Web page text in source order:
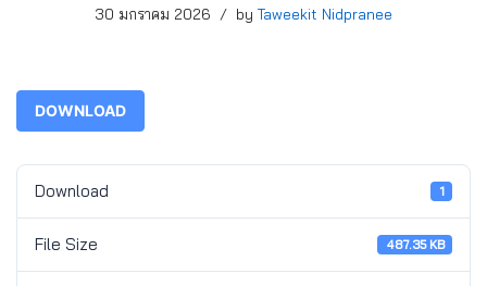
30 มกราคม 2026 by Taweekit Nidpranee
DOWNLOAD
Download 1
File Size 487.35 KB